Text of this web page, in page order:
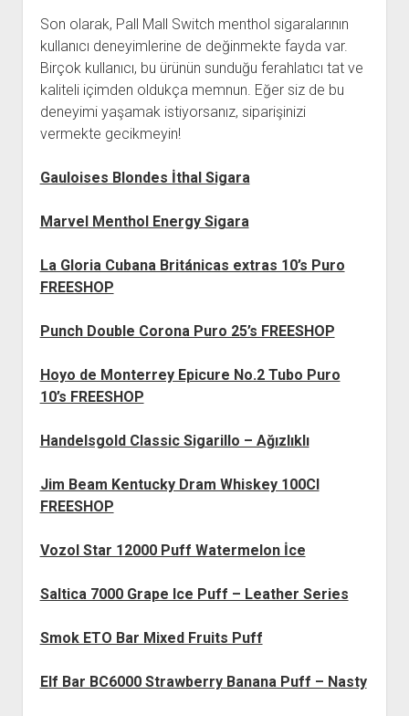
Son olarak, Pall Mall Switch menthol sigaralarının
kullanıcı deneyimlerine de değinmekte fayda var.
Birçok kullanıcı, bu ürünün sunduğu ferahlatıcı tat ve
kaliteli içimden oldukça memnun. Eğer siz de bu
deneyimi yaşamak istiyorsanız, siparişinizi
vermekte gecikmeyin!
Gauloises Blondes İthal Sigara
Marvel Menthol Energy Sigara
La Gloria Cubana Británicas extras 10’s Puro
FREESHOP
Punch Double Corona Puro 25’s FREESHOP
Hoyo de Monterrey Epicure No.2 Tubo Puro
10’s FREESHOP
Handelsgold Classic Sigarillo – Ağızlıklı
Jim Beam Kentucky Dram Whiskey 100Cl
FREESHOP
Vozol Star 12000 Puff Watermelon İce
Saltica 7000 Grape Ice Puff – Leather Series
Smok ETO Bar Mixed Fruits Puff
Elf Bar BC6000 Strawberry Banana Puff – Nasty